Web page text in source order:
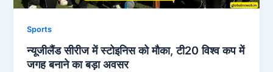
Sports
न्यूजीलैंड सीरीज में स्टोइनिस को मौका, टी20 विश्व कप में
जगह बनाने का बड़ा अवसर